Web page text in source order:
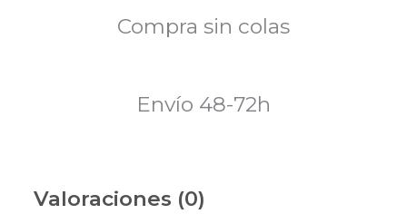
Compra sin colas
Envío 48-72h
Valoraciones (0)